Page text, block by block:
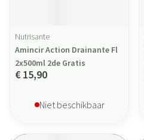
Nutrisante
Amincir Action Drainante Fl
2x500ml 2de Gratis
€ 15,90
Niet beschikbaar